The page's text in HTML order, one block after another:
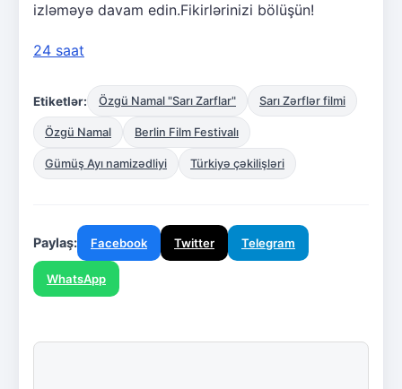
izləməyə davam edin.Fikirlərinizi bölüşün!
24 saat
Etiketlər: Özgü Namal "Sarı Zarflar" Sarı Zərflər filmi
Özgü Namal Berlin Film Festivalı
Gümüş Ayı namizədliyi Türkiyə çəkilişləri
Paylaş: Facebook Twitter Telegram
WhatsApp